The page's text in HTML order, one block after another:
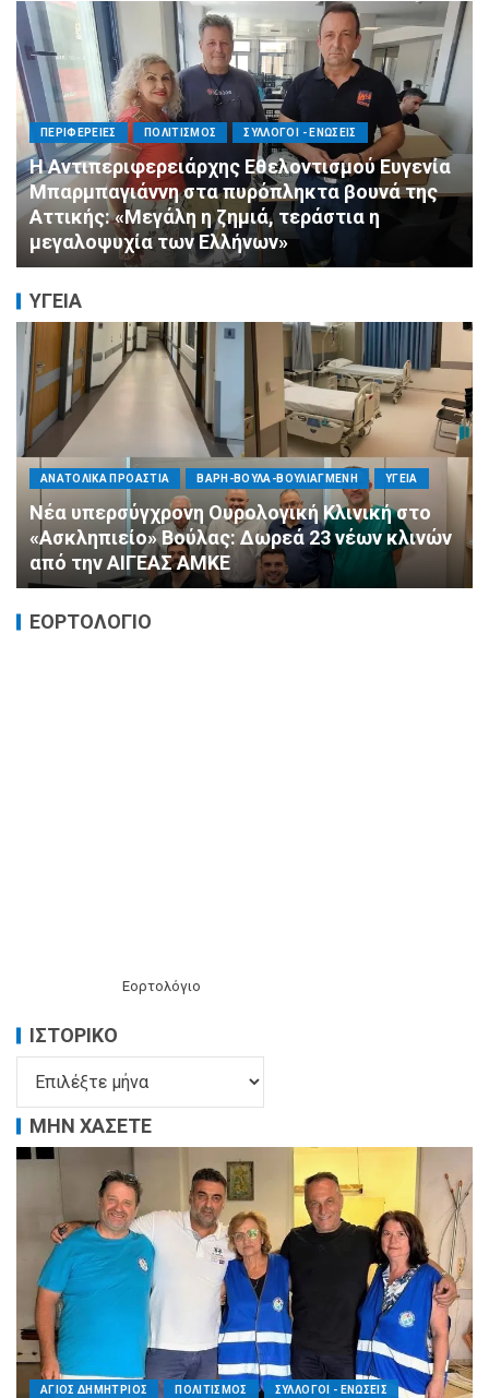
ΠΟΛΙΤΙΣΜΟΣ ΣΥΛΛΟΓΟΙ - ΕΝΩΣΕΙΣ
Άμεση κινητοποίηση της Ειδικής Ομάδας
Αλληλεγγύης (Ε.Ο.Α.) για τους πυροσβέστες
στο Πόρτο Γερμενό
ΥΓΕΙΑ
ΠΟΛΙΤΙΚΗ ΤΡΟΠΟΣ ΖΩΗΣ ΥΓΕΙΑ
«Ημέρα Καρδιάς»: Μια πρωτοποριακή δράση
πρόληψης από τη ΔΗΜ.ΤΟ. Νέας
Φιλαδέλφειας – Νέας Χαλκηδόνας
ΕΟΡΤΟΛΟΓΙΟ
Εορτολόγιο
ΙΣΤΟΡΙΚΌ
ΜΗΝ ΧΑΣΕΤΕ
ΑΓΙΟΣ ΔΗΜΗΤΡΙΟΣ ΠΟΛΙΤΙΣΜΟΣ ΣΥΛΛΟΓΟΙ - ΕΝΩΣΕΙΣ